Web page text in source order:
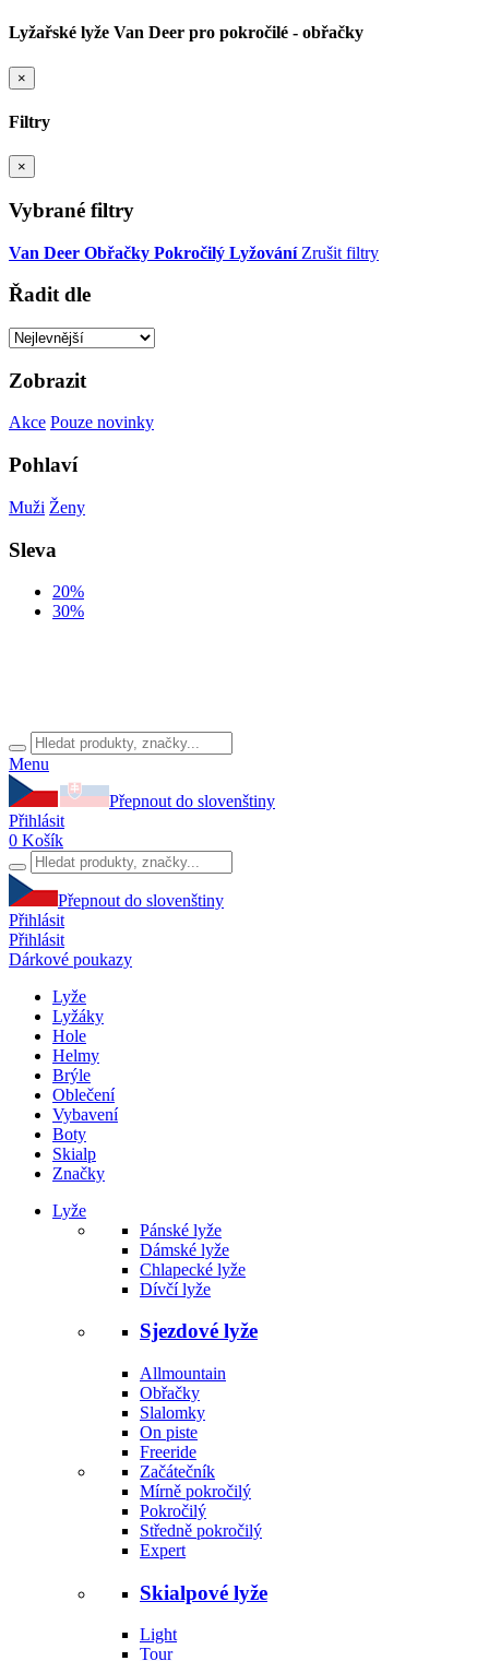
Lyžařské lyže Van Deer pro pokročilé - obřačky
×
Filtry
×
Vybrané filtry
Van Deer Obřačky Pokročilý Lyžování Zrušit filtry
Řadit dle
Zobrazit
Akce Pouze novinky
Pohlaví
Muži Ženy
Sleva
20%
30%
Menu
Přepnout do slovenštiny
Přihlásit
0 Košík
Přepnout do slovenštiny
Přihlásit
Přihlásit
Dárkové poukazy
Lyže
Lyžáky
Hole
Helmy
Brýle
Oblečení
Vybavení
Boty
Skialp
Značky
Lyže
Pánské lyže
Dámské lyže
Chlapecké lyže
Dívčí lyže
Sjezdové lyže
Allmountain
Obřačky
Slalomky
On piste
Freeride
Začátečník
Mírně pokročilý
Pokročilý
Středně pokročilý
Expert
Skialpové lyže
Light
Tour